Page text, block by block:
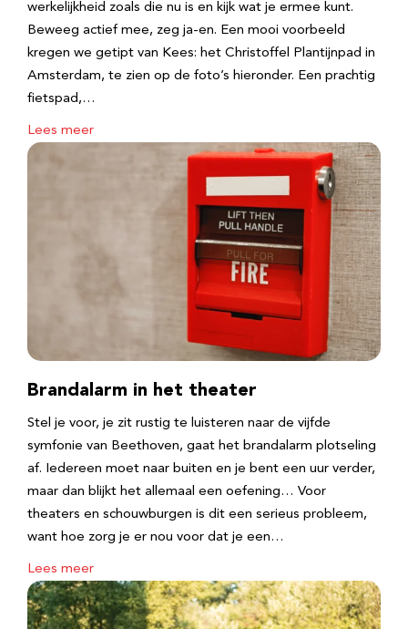
werkelijkheid zoals die nu is en kijk wat je ermee kunt.
Beweeg actief mee, zeg ja-en. Een mooi voorbeeld
kregen we getipt van Kees: het Christoffel Plantijnpad in
Amsterdam, te zien op de foto’s hieronder. Een prachtig
fietspad,…
Lees meer
Brandalarm in het theater
Stel je voor, je zit rustig te luisteren naar de vijfde
symfonie van Beethoven, gaat het brandalarm plotseling
af. Iedereen moet naar buiten en je bent een uur verder,
maar dan blijkt het allemaal een oefening… Voor
theaters en schouwburgen is dit een serieus probleem,
want hoe zorg je er nou voor dat je een…
Lees meer